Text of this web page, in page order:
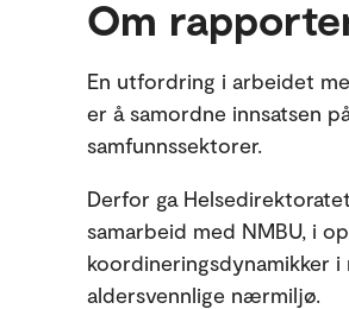
Om
En utfordring i arbeidet
er å samordne innsatsen
samfunnssektorer.
Derfor ga
samarbeid med NMBU, i
koordineringsdynamikker
aldersvennlige nærmiljø.